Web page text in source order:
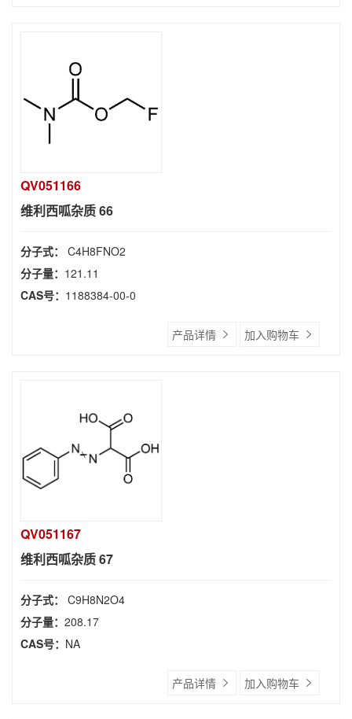
QV051166
维利西呱杂质 66
分子式： C4H8FNO2
分子量： 121.11
CAS号： 1188384-00-0
产品详情 加入购物车
QV051167
维利西呱杂质 67
分子式： C9H8N2O4
分子量： 208.17
CAS号： NA
产品详情 加入购物车